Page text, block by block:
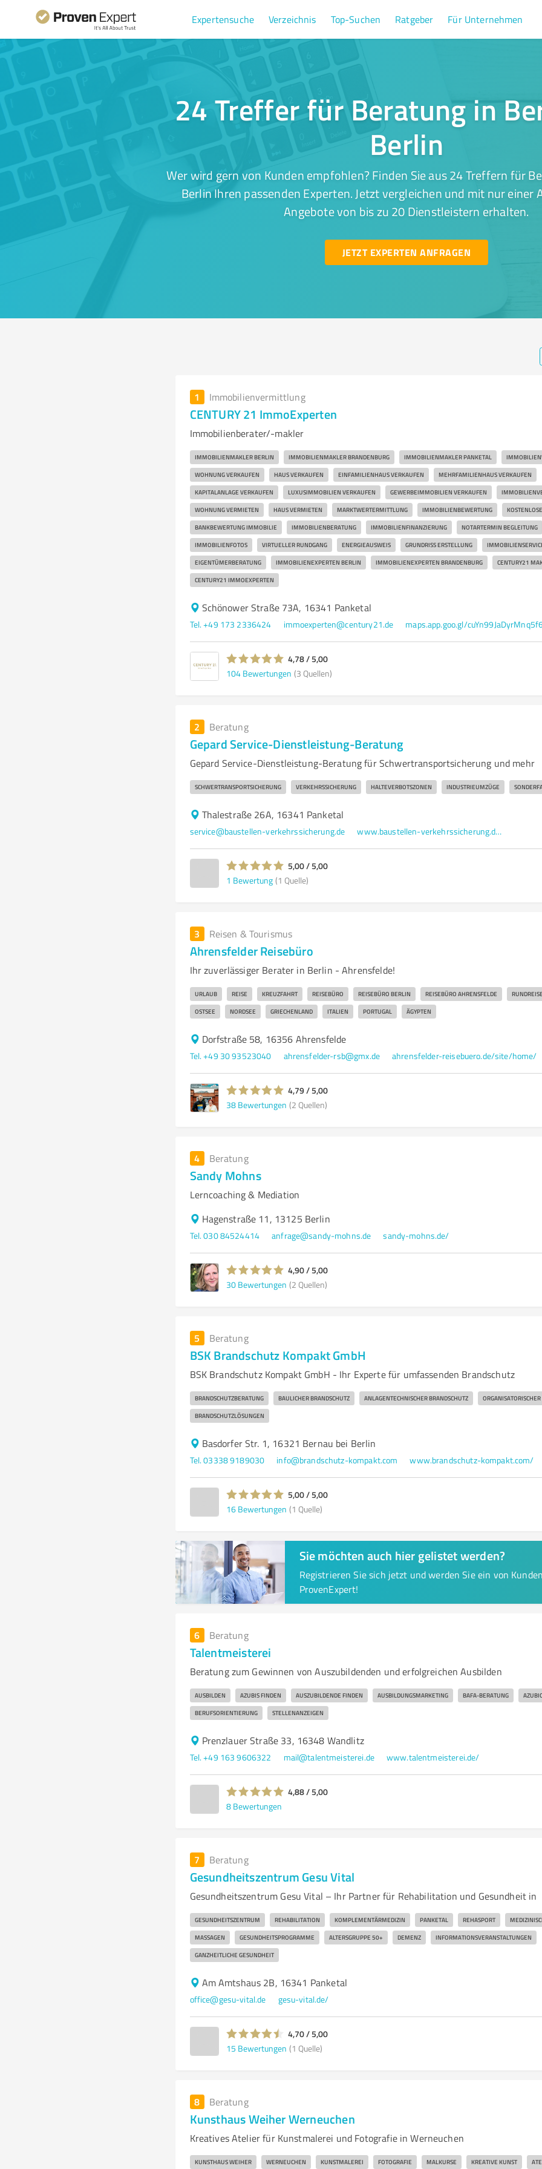
Expertensuche Verzeichnis Top-Suchen Ratgeber Für Unternehmen
24 Treffer für Beratung in
Berlin
Wer wird gern von Kunden empfohlen? Finden Sie aus 24 Treffern für
Berlin Ihren passenden Experten. Jetzt vergleichen und mit nur einer
Angebote von bis zu 20 Dienstleistern erhalten.
JETZT EXPERTEN ANFRAGEN
1 Immobilienvermittlung
CENTURY 21 ImmoExperten
Immobilienberater/-makler
IMMOBILIENMAKLER BERLIN IMMOBILIENMAKLER BRANDENBURG IMMOBILIENMAKLER PANKETAL
WOHNUNG VERKAUFEN HAUS VERKAUFEN EINFAMILIENHAUS VERKAUFEN MEHRFAMILIENHAUS VERKAUFEN
KAPITALANLAGE VERKAUFEN LUXUSIMMOBILIEN VERKAUFEN GEWERBEIMMOBILIEN VERKAUFEN
WOHNUNG VERMIETEN HAUS VERMIETEN MARKTWERTERMITTLUNG IMMOBILIENBEWERTUNG
BANKBEWERTUNG IMMOBILIE IMMOBILIENBERATUNG IMMOBILIENFINANZIERUNG NOTARTERMIN BEGLEITUNG
IMMOBILIENFOTOS VIRTUELLER RUNDGANG ENERGIEAUSWEIS GRUNDRISS ERSTELLUNG
EIGENTÜMERBERATUNG IMMOBILIENEXPERTEN BERLIN IMMOBILIENEXPERTEN BRANDENBURG CENTURY21
CENTURY21 IMMOEXPERTEN
Schönower Straße 73A, 16341 Panketal
Tel. +49 173 2336424 immoexperten@century21.de maps.app.goo.gl/
4,78 / 5,00
104 Bewertungen (3 Quellen)
2 Beratung
Gepard Service-Dienstleistung-Beratung
Gepard Service-Dienstleistung-Beratung für Schwertransportsicherung und mehr
SCHWERTRANSPORTSICHERUNG VERKEHRSSICHERUNG HALTEVERBOTSZONEN INDUSTRIEUMZÜGE
Thalestraße 26A, 16341 Panketal
service@baustellen-verkehrssicherung.de www.baustellen-verkehrssicherung.de/startseite.html
5,00 / 5,00
1 Bewertung (1 Quelle)
3 Reisen & Tourismus
Ahrensfelder Reisebüro
Ihr zuverlässiger Berater in Berlin - Ahrensfelde!
URLAUB REISE KREUZFAHRT REISEBÜRO REISEBÜRO BERLIN REISEBÜRO AHRENSFELDE RUNDREISE
OSTSEE NORDSEE GRIECHENLAND ITALIEN PORTUGAL ÄGYPTEN
Dorfstraße 58, 16356 Ahrensfelde
Tel. +49 30 93523040 ahrensfelder-rsb@gmx.de ahrensfelder-reisebuero.de/site/home/
4,79 / 5,00
38 Bewertungen (2 Quellen)
4 Beratung
Sandy Mohns
Lerncoaching & Mediation
Hagenstraße 11, 13125 Berlin
Tel. 030 84524414 anfrage@sandy-mohns.de sandy-mohns.de/
4,90 / 5,00
30 Bewertungen (2 Quellen)
5 Beratung
BSK Brandschutz Kompakt GmbH
BSK Brandschutz Kompakt GmbH - Ihr Experte für umfassenden Brandschutz
BRANDSCHUTZBERATUNG BAULICHER BRANDSCHUTZ ANLAGENTECHNISCHER BRANDSCHUTZ
BRANDSCHUTZLÖSUNGEN
Basdorfer Str. 1, 16321 Bernau bei Berlin
Tel. 03338 9189030 info@brandschutz-kompakt.com www.brandschutz-kompakt.com/
5,00 / 5,00
16 Bewertungen (1 Quelle)
Sie möchten auch hier gelistet werden?
Registrieren Sie sich jetzt und werden Sie ein von
ProvenExpert!
6 Beratung
Talentmeisterei
Beratung zum Gewinnen von Auszubildenden und erfolgreichen Ausbilden
AUSBILDEN AZUBIS FINDEN AUSZUBILDENDE FINDEN AUSBILDUNGSMARKETING BAFA-BERATUNG
BERUFSORIENTIERUNG STELLENANZEIGEN
Prenzlauer Straße 33, 16348 Wandlitz
Tel. +49 163 9606322 mail@talentmeisterei.de www.talentmeisterei.de/
4,88 / 5,00
8 Bewertungen
7 Beratung
Gesundheitszentrum Gesu Vital
Gesundheitszentrum Gesu Vital – Ihr Partner für Rehabilitation und Gesundheit in
GESUNDHEITSZENTRUM REHABILITATION KOMPLEMENTÄRMEDIZIN PANKETAL REHASPORT
MASSAGEN GESUNDHEITSPROGRAMME ALTERSGRUPPE 50+ DEMENZ INFORMATIONSVERANSTALTUNGEN
GANZHEITLICHE GESUNDHEIT
Am Amtshaus 2B, 16341 Panketal
office@gesu-vital.de gesu-vital.de/
4,70 / 5,00
15 Bewertungen (1 Quelle)
8 Beratung
Kunsthaus Weiher Werneuchen
Kreatives Atelier für Kunstmalerei und Fotografie in Werneuchen
KUNSTHAUS WEIHER WERNEUCHEN KUNSTMALEREI FOTOGRAFIE MALKURSE KREATIVE KUNST